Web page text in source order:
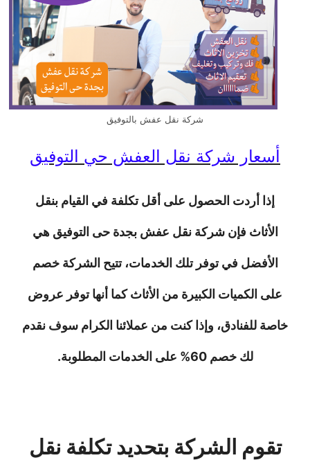
شركة نقل عفش بالتوفيق
أسعار شركة نقل العفش حي التوفيق
إذا أردت الحصول على أقل تكلفة في القيام بنقل
الأثاث فإن شركة نقل عفش بجدة حى التوفيق هي
الأفضل في توفر تلك الخدمات، تتيح الشركة خصم
على الكميات الكبيرة من الأثاث كما أنها توفر عروض
خاصة للفنادق، وإذا كنت من عملائنا الكرام سوف نقدم
لك خصم 60% على الخدمات المطلوبة.
تقوم الشركة بتحديد تكلفة نقل